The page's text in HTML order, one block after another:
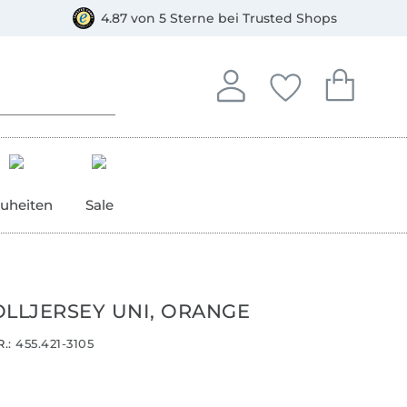
4.87 von 5 Sterne bei Trusted Shops
Anmelden
In deinem Konto
Deine
Du hast keine
Dein
Du hast
Sale
UNI, ORANGE
455.421-3105